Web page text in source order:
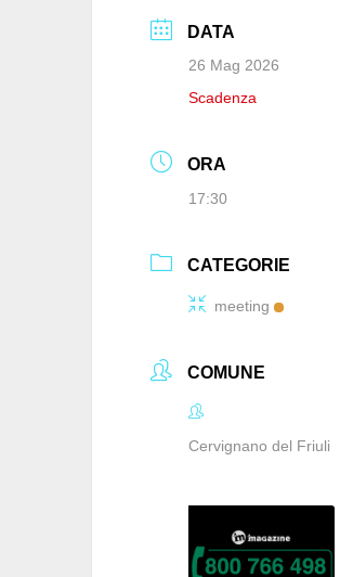
DATA
26 Mag 2026
Scadenza
ORA
17:30
CATEGORIE
meeting
COMUNE
Cervignano del Friuli